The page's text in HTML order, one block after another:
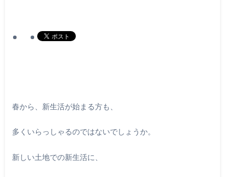
春から、新生活が始まる方も、
多くいらっしゃるのではないでしょうか。
新しい土地での新生活に、